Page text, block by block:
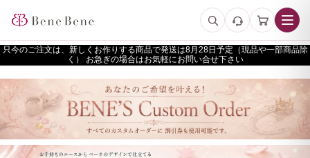
只今のご注文は、新しくお作りする商品で発送は
予定（現品や一部商品除
く） お急ぎの場合はお気軽にお問い合せ下さい